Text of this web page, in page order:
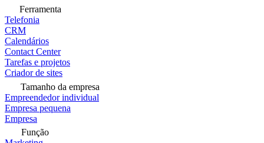
Ferramenta
Telefonia
CRM
Calendários
Contact Center
Tarefas e projetos
Criador de sites
Tamanho da empresa
Empreendedor individual
Empresa pequena
Empresa
Função